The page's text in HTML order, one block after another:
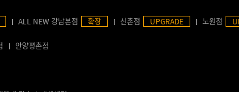
ALL NEW 강남본점 확장 신촌점 UPGRADE 노원점
안양평촌점